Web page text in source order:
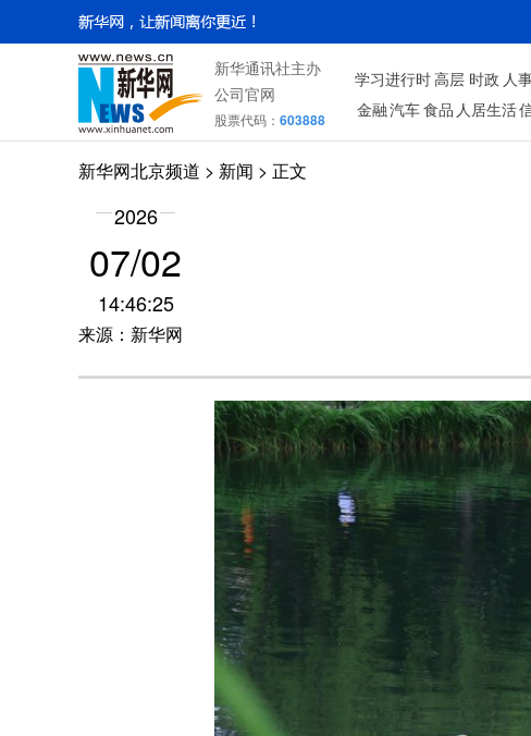
新华通讯社主办
公司官网
股票代码： 603888
学习进行时高层 时政 人
金融汽车食品 人居生活
新华网北京频道 > 新闻 > 正文
2026
07/02
14:46:25
来源：新华网